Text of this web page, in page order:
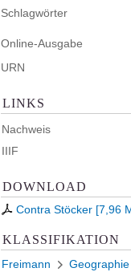
Schlagwörter
Online-Ausgabe
URN
LINKS
Nachweis
IIIF
DOWNLOAD
Contra Stöcker [7,96
KLASSIFIKATION
Freimann